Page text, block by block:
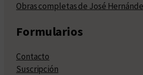
Obras completas de José
Formularios
Contacto
Suscripción